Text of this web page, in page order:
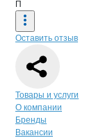
П
Оставить отзыв
Навигация
Товары и услуги
О компании
Бренды
Вакансии